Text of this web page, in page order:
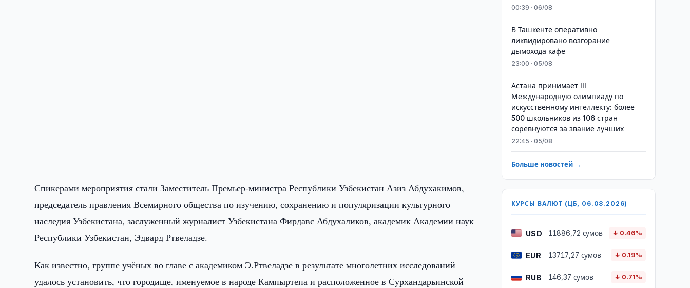
Спикерами мероприятия стали Заместитель Премьер-министра Республики Узбекистан Азиз Абдухакимов,
председатель правления Всемирного общества по изучению, сохранению и популяризации культурного
наследия Узбекистана, заслуженный журналист Узбекистана Фирдавс Абдухаликов, академик Академии наук
Республики Узбекистан, Эдвард Ртвеладзе.
Как известно, группе учёных во главе с академиком Э.Ртвеладзе в результате многолетних исследований
удалось установить, что городище, именуемое в народе Кампыртепа и расположенное в Сурхандарьинской
00:39 · 06/08
В Ташкенте оперативно
ликвидировано возгорание
дымохода кафе
23:00 · 05/08
Астана принимает III
Международную олимпиаду по
искусственному интеллекту: более
500 школьников из 106 стран
соревнуются за звание лучших
22:45 · 05/08
Больше новостей →
КУРСЫ ВАЛЮТ (ЦБ, 06.08.2026)
USD 11886,72 сумов ↓ 0.46%
EUR 13717,27 сумов ↓ 0.19%
RUB 146,37 сумов ↓ 0.71%